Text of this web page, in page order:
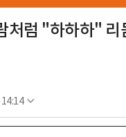
처럼 "하하하" 리